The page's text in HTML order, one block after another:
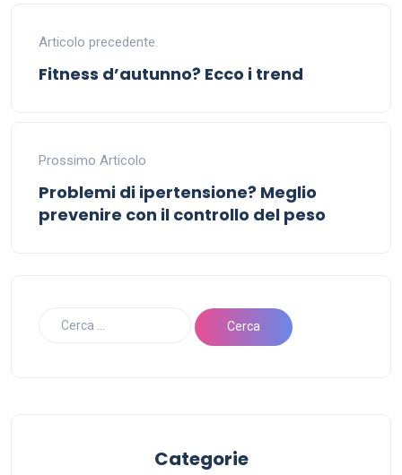
Articolo precedente.
Fitness d’autunno? Ecco i trend
Prossimo Articolo
Problemi di ipertensione? Meglio
prevenire con il controllo del peso
Categorie